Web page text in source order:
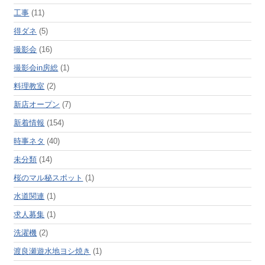
工事 (11)
得ダネ (5)
撮影会 (16)
撮影会in房総 (1)
料理教室 (2)
新店オープン (7)
新着情報 (154)
時事ネタ (40)
未分類 (14)
桜のマル秘スポット (1)
水道関連 (1)
求人募集 (1)
洗濯機 (2)
渡良瀬遊水地ヨシ焼き (1)